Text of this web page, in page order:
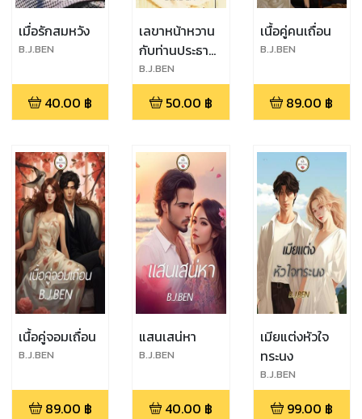
เมื่อรักสมหวัง
B.J.BEN
40.00 ฿
เลขาหน้าหวาน
กับท่านประธาน
เพลย์บอย
B.J.BEN
50.00 ฿
เนื้อคู่คนเถื่อน
B.J.BEN
89.00 ฿
เนื้อคู่จอมเถื่อน
B.J.BEN
89.00 ฿
แสนเสน่หา
B.J.BEN
40.00 ฿
เมียแต่งหัวใจ
ทระนง
B.J.BEN
99.00 ฿